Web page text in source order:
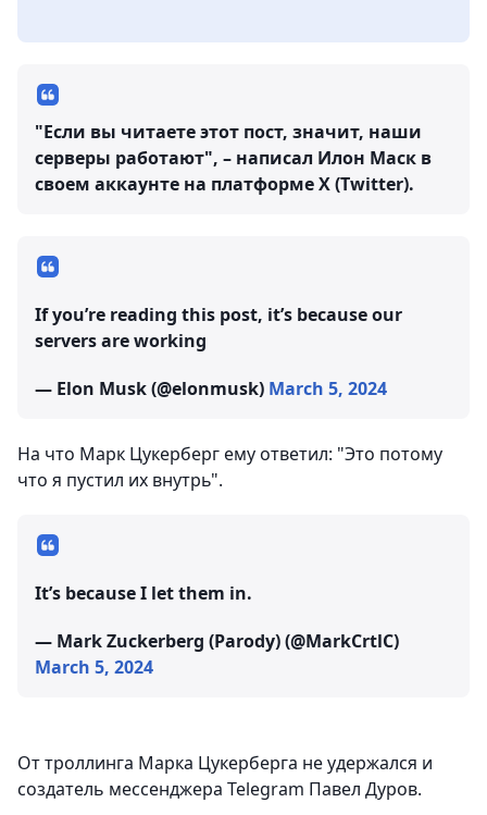
"Если вы читаете этот пост, значит, наши
серверы работают", – написал Илон Маск в
своем аккаунте на платформе X (Twitter).
If you’re reading this post, it’s because our
servers are working
— Elon Musk (@elonmusk) March 5, 2024
На что Марк Цукерберг ему ответил: "Это потому
что я пустил их внутрь".
It’s because I let them in.
— Mark Zuckerberg (Parody) (@MarkCrtlC)
March 5, 2024
От троллинга Марка Цукерберга не удержался и
создатель мессенджера Telegram Павел Дуров.